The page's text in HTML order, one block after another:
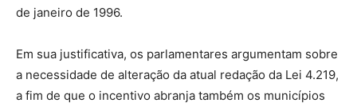
de janeiro de 1996.
Em sua justificativa, os parlamentares argumentam sobre
a necessidade de alteração da atual redação da Lei 4.219,
a fim de que o incentivo abranja também os municípios